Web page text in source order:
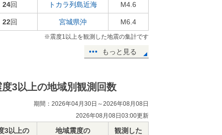
24回 トカラ列島近海 M4.6
22回 宮城県沖 M6.4
※震度1以上を観測した地震の集計です
もっと見る
度3以上の地域別観測回数
期間：2026年04月30日～2026年08月08日
2026年08月08日03:00更新
3以上の
地域震度の
観測した